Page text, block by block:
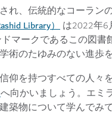
れ、伝統的なコーラン
Library） は2022年6
マークであるこの図
のたゆみのない進歩
仰を持つすべての人々
へ向かいましょう。エミ
築物について学んでみ